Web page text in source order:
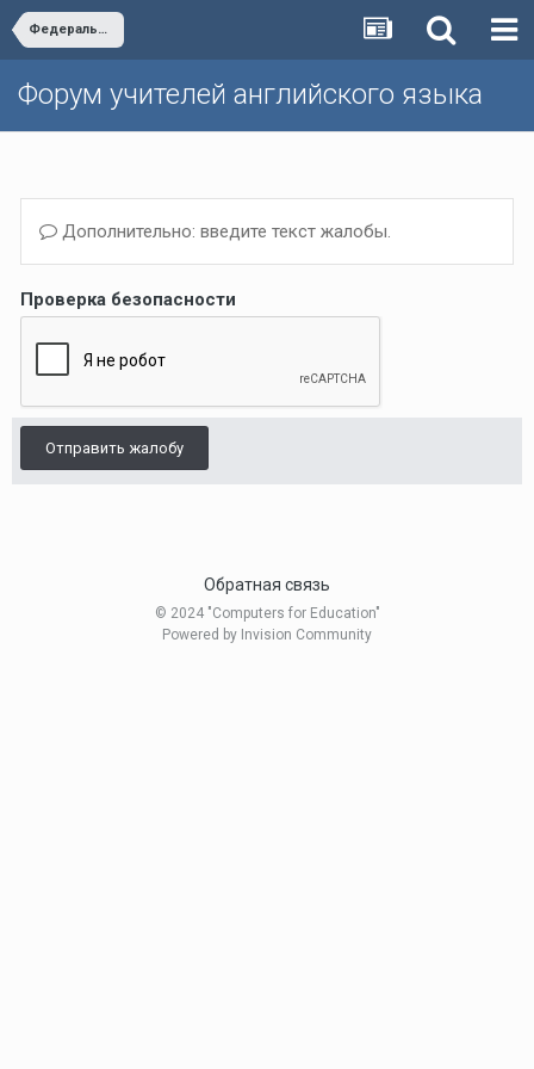
Федеральный перечень
Форум учителей английского языка
Дополнительно: введите текст жалобы.
Проверка безопасности
Отправить жалобу
Обратная связь
© 2024 "Computers for Education"
Powered by Invision Community